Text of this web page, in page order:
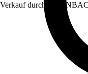
Verkauf durch: